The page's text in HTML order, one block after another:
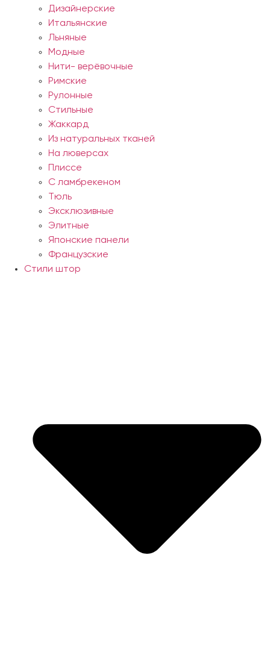
Дизайнерские
Итальянские
Льняные
Модные
Нити- верёвочные
Римские
Рулонные
Стильные
Жаккард
Из натуральных тканей
На люверсах
Плиссе
С ламбрекеном
Тюль
Эксклюзивные
Элитные
Японские панели
Французские
Стили штор